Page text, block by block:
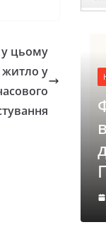
у цьому
житло у
супроводу